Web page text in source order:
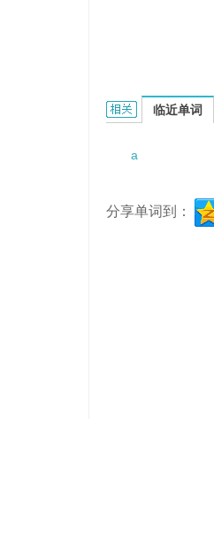
a big spender的相
临近单词
a
分享单词到：